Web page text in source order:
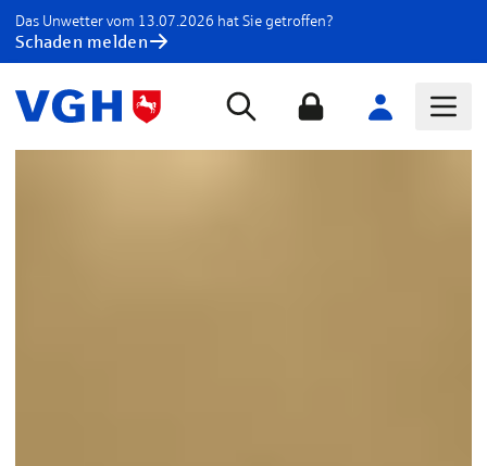
Das Unwetter vom 13.07.2026 hat Sie getroffen?
Schaden melden